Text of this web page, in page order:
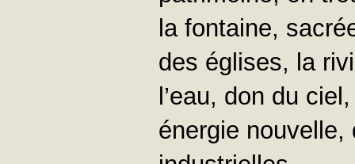
la fontaine,
des églises, la
l’eau, don du
énergie nouvelle,